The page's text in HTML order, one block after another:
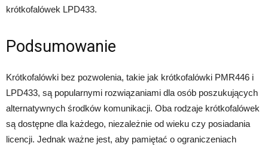
krótkofalówek LPD433.
Podsumowanie
Krótkofalówki bez pozwolenia, takie jak krótkofalówki PMR446 i
LPD433, są popularnymi rozwiązaniami dla osób poszukujących
alternatywnych środków komunikacji. Oba rodzaje krótkofalówek
są dostępne dla każdego, niezależnie od wieku czy posiadania
licencji. Jednak ważne jest, aby pamiętać o ograniczeniach